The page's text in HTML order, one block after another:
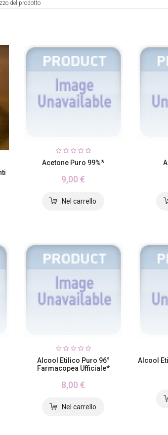
del prodotto
Acetone Puro 99%*
9,00 €
Alcool Etilico Puro 96°
Farmacopea Ufficiale*
8,00 €
Alcool